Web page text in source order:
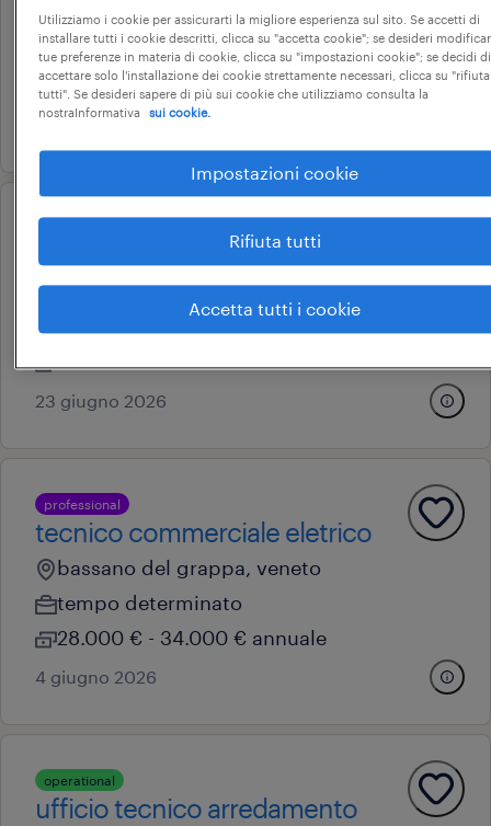
bassano del grappa, veneto
tempo determinato
28.000 € - 34.000 € annuale
18 maggio 2026
tecnico commerciale eletrico
bassano del grappa, veneto
28.000 € - 34.000 € annuale
23 giugno 2026
professional
tecnico commerciale eletrico
bassano del grappa, veneto
tempo determinato
28.000 € - 34.000 € annuale
4 giugno 2026
operational
ufficio tecnico arredamento
Utilizziamo i cookie per assicurarti la migliore esperienza sul sito. Se accetti di
installare tutti i cookie descritti, clicca su "accetta cookie"; se desideri
tue preferenze in materia di cookie, clicca su "impostazioni cookie"; se decidi di
accettare solo l'installazione dei cookie strettamente necessari, clicca su "rifiuta
tutti". Se desideri sapere di più sui cookie che utilizziamo consulta la
nostraInformativa
sui cookie.
Impostazioni cookie
Rifiuta tutti
Accetta tutti i cookie